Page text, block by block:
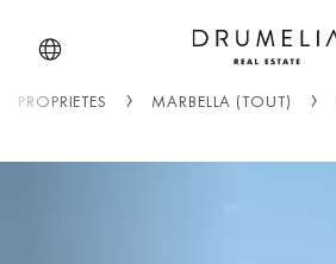
PROPRIÉTÉS MARBELLA (TOUT)